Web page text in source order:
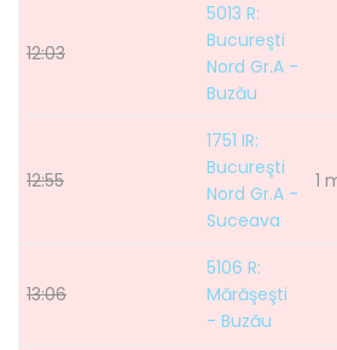
12:03
5013 R:
Bucureşti
Nord Gr.A -
Buzău
12:55
1751 IR:
Bucureşti
Nord Gr.A -
Suceava
1
13:06
5106 R:
Mărăşeşti
- Buzău